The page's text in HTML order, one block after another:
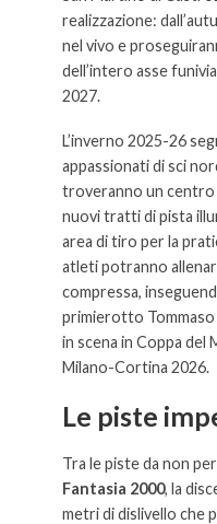
realizzazione:
nel vivo e
dell’intero asse
2027.
L’inverno 2025-26
appassionati di sci
troveranno un centro
nuovi tratti di pista
area di tiro per la
atleti potranno
compressa,
primierotto
in scena in Coppa del
Milano-Cortina 2026.
Le piste
Tra le piste da non
Fantasia 2000, la
metri di dislivello che